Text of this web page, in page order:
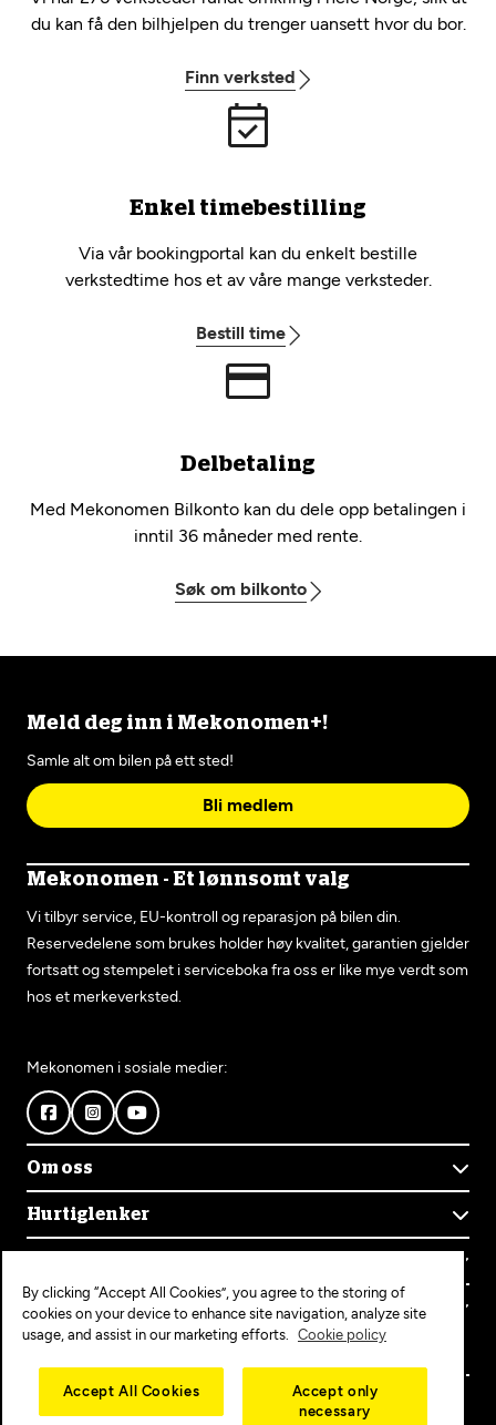
du kan få den bilhjelpen du trenger uansett hvor du bor.
Finn verksted
Enkel timebestilling
Via vår bookingportal kan du enkelt bestille
verkstedtime hos et av våre mange verksteder.
Bestill time
Delbetaling
Med Mekonomen Bilkonto kan du dele opp betalingen i
inntil 36 måneder med rente.
Søk om bilkonto
Meld deg inn i Mekonomen+!
Samle alt om bilen på ett sted!
Bli medlem
Mekonomen - Et lønnsomt valg
Vi tilbyr service, EU-kontroll og reparasjon på bilen din.
Reservedelene som brukes holder høy kvalitet, garantien gjelder
fortsatt og stempelet i serviceboka fra oss er like mye verdt som
hos et merkeverksted.
Mekonomen i sosiale medier:
Om oss
Om Mekonomen
Mekonomens historie
Jobb i Mekonomen
Bærekraft
Bli Mekonomen-verksted
Hurtiglenker
Finn verksted
Bestill time
Opprett konto
Kundeservice
Ofte stilte spørsmål
Mekonomen+
Personvern
Populære tjenester
Bilservice
EU-kontroll
Diagnose/Feilsøking
Copyright © 2025 MEKO Norway AS
Personvernerklæring
By clicking “Accept All Cookies”, you agree to the storing of
cookies on your device to enhance site navigation, analyze site
usage, and assist in our marketing efforts.
Cookie policy
Accept All Cookies
Accept only
necessary